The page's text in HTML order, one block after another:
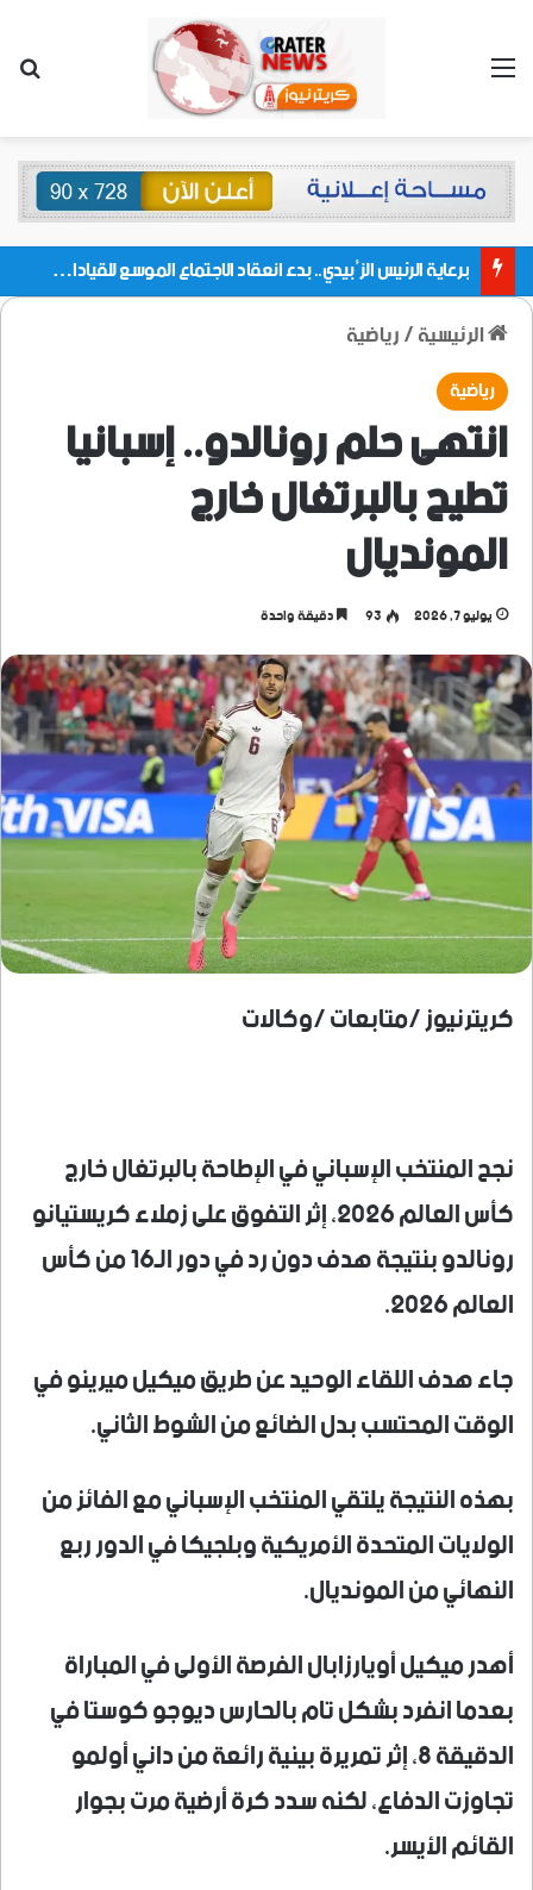
القائمة
برعاية الرئيس الزُبيدي.. بدء انعقاد الاجتماع الموسع للقيادات المحلية بالعاصمة ولمديريات وكتل مجلس العموم ومنسقيات الجامعة بالعاصمة عدن
الرئيسية/رياضية
رياضية
انتهى حلم رونالدو.. إسبانيا
تطيح بالبرتغال خارج
المونديال
يوليو 7, 2026 93 دقيقة واحدة
كريترنيوز /متابعات /وكالات
نجح المنتخب الإسباني في الإطاحة بالبرتغال خارج
كأس العالم 2026، إثر التفوق على زملاء كريستيانو
رونالدو بنتيجة هدف دون رد في دور الـ16 من كأس
العالم 2026.
جاء هدف اللقاء الوحيد عن طريق ميكيل ميرينو في
الوقت المحتسب بدل الضائع من الشوط الثاني.
بهذه النتيجة يلتقي المنتخب الإسباني مع الفائز من
الولايات المتحدة الأمريكية وبلجيكا في الدور ربع
النهائي من المونديال.
أهدر ميكيل أويارزابال الفرصة الأولى في المباراة
بعدما انفرد بشكل تام بالحارس ديوجو كوستا في
الدقيقة 8، إثر تمريرة بينية رائعة من داني أولمو
تجاوزت الدفاع، لكنه سدد كرة أرضية مرت بجوار
القائم الأيسر.